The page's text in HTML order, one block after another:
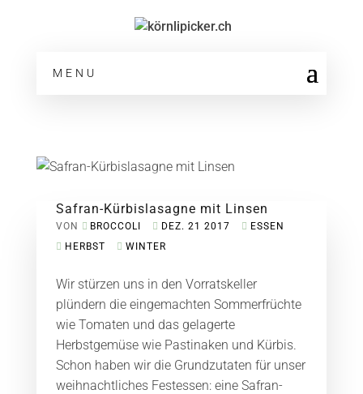
MENU
Safran-Kürbislasagne mit Linsen
VON BROCCOLI DEZ. 21 2017
ESSEN
HERBST
WINTER
Wir stürzen uns in den Vorratskeller
plündern die eingemachten Sommerfrüchte
wie Tomaten und das gelagerte
Herbstgemüse wie Pastinaken und Kürbis.
Schon haben wir die Grundzutaten für unser
weihnachtliches Festessen: eine Safran-